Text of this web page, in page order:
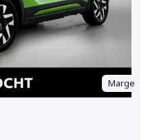
Marge